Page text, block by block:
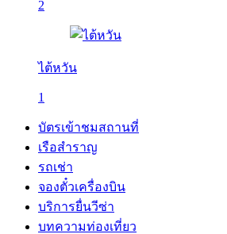
2
ไต้หวัน
1
บัตรเข้าชมสถานที่
เรือสำราญ
รถเช่า
จองตั๋วเครื่องบิน
บริการยื่นวีซ่า
บทความท่องเที่ยว